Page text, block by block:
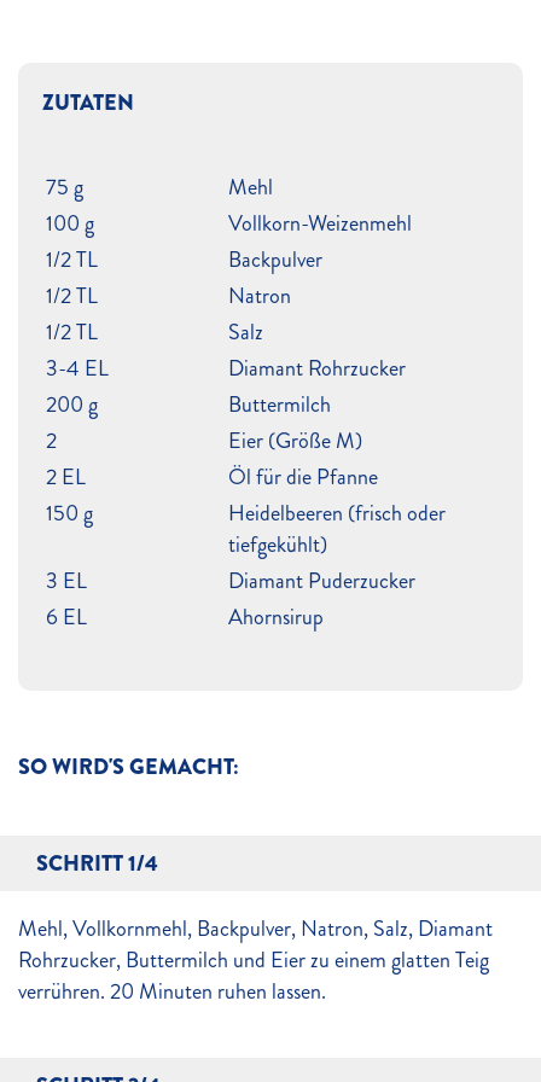
SO WIRD'S GEMACHT:
SCHRITT 1/4
Mehl, Vollkornmehl, Backpulver, Natron, Salz, Diamant
Rohrzucker, Buttermilch und Eier zu einem glatten Teig
verrühren. 20 Minuten ruhen lassen.
ZUTATEN
75 g
Mehl
100 g
Vollkorn-Weizenmehl
1/2 TL
Backpulver
1/2 TL
Natron
1/2 TL
Salz
3-4 EL
Diamant Rohrzucker
200 g
Buttermilch
2
Eier (Größe M)
2 EL
Öl für die Pfanne
150 g
Heidelbeeren (frisch oder
tiefgekühlt)
3 EL
Diamant Puderzucker
6 EL
Ahornsirup